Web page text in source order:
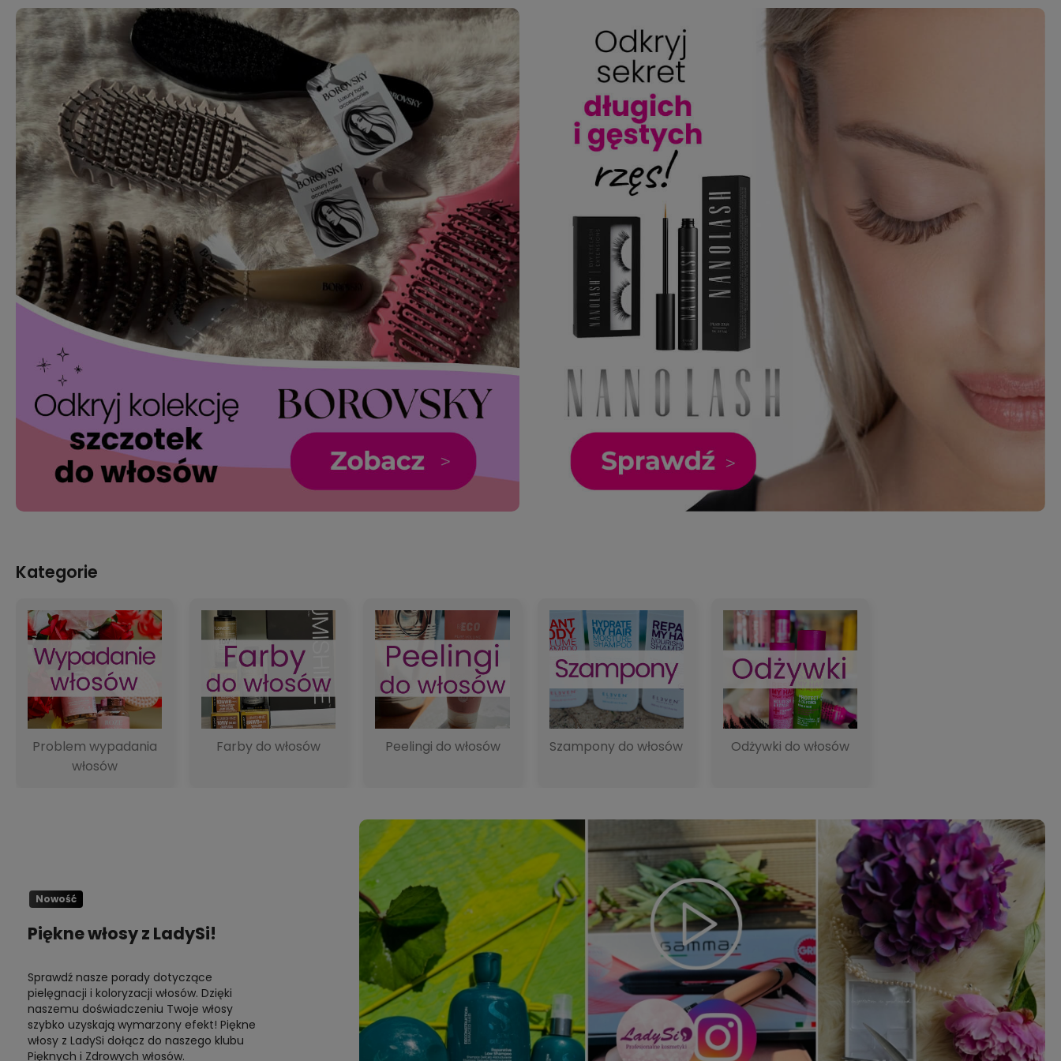
Kategorie
Problem wypadania
włosów
Farby do włosów Peelingi do włosów Szampony do włosów Odżywki do włosów
Nowość
Piękne włosy z LadySi!
Sprawdź nasze porady dotyczące
pielęgnacji i koloryzacji włosów. Dzięki
naszemu doświadczeniu Twoje włosy
szybko uzyskają wymarzony efekt! Piękne
włosy z LadySi dołącz do naszego klubu
Pięknych i Zdrowych włosów.